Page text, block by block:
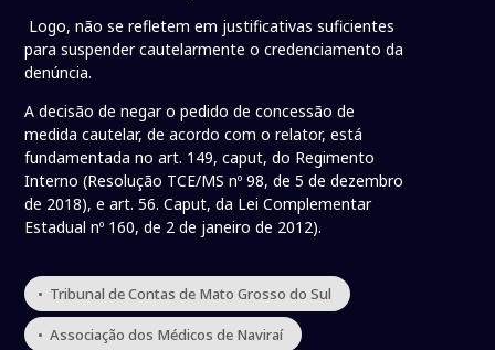
Logo, não se refletem em justificativas suficientes
para suspender cautelarmente o credenciamento da
denúncia.
A decisão de negar o pedido de concessão de
medida cautelar, de acordo com o relator, está
fundamentada no art. 149, caput, do Regimento
Interno (Resolução TCE/MS nº 98, de 5 de dezembro
de 2018), e art. 56. Caput, da Lei Complementar
Estadual nº 160, de 2 de janeiro de 2012).
• Tribunal de Contas de Mato Grosso do Sul
• Associação dos Médicos de Naviraí